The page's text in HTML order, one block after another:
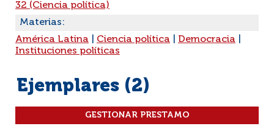
32 (Ciencia política)
Materias:
América Latina
Ciencia política Democracia
Instituciones políticas
Ejemplares (2)